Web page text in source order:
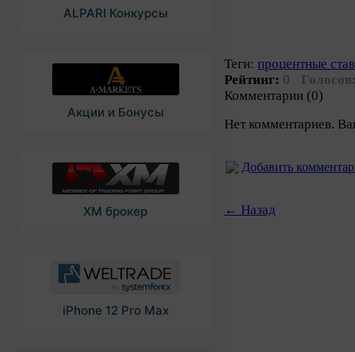
ALPARI Конкурсы
Акции и Бонусы
XM брокер
iPhone 12 Pro Max
Теги: процентные
Рейтинг: 0
Комментарии (0)
Нет комментариев.
Добавить
← Назад